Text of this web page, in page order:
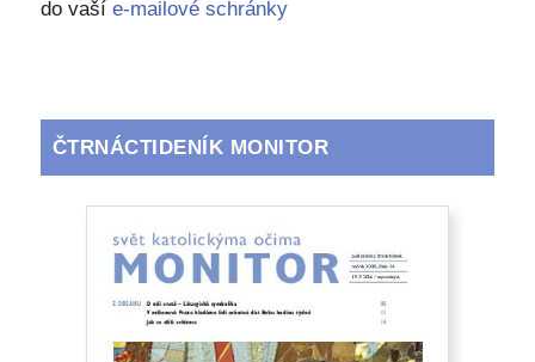
do vaší e-mailové schránky
ČTRNÁCTIDENÍK MONITOR